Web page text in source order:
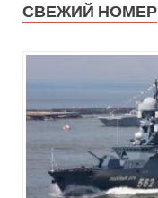
СВЕЖИЙ НОМЕР